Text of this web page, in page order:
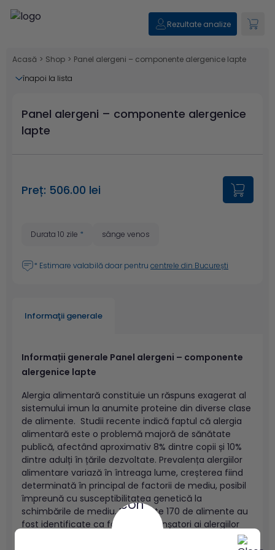
Rezultate analize
Acasă > Shop > Panel alergeni – componente alergenice lapte
înapoi la lista
Panel alergeni – componente alergenice
lapte
Preț: 506.00 lei
Durata 10 zile * sânge venos
* Estimare valabilă doar pentru centrele din București
Informaţii generale
Informații generale Panel alergeni – componente
alergenice lapte
Alergia alimentară constituie un răspuns exagerat al
sistemului imun la anumite proteine din diverse clase
de alimente. Studii recente indică faptul că alergia
alimentară este o problemă majoră de sănătate
publică, afectând aproximativ 8% dintre copii și 10%
dintre adulți în țările dezvoltate. Prevalența alergiilor
alimentare variază în întreaga lume, creșterea fiind
determinată în principal de factorii de mediu, posibil
împreună cu susceptibilitatea genetică la
schimbările de mediu. Deși peste 170 de alimente au
fost identificate ca factori declanșatori ai alergiilor
reprezintă cauza